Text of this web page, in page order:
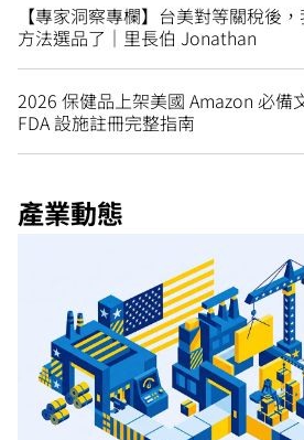
【專家洞察專欄】台美對等關稅後
方法選品了｜里長伯 Jonathan
2026 保健品上架美國 Amazon 必備
FDA 設施註冊完整指南
產業動態